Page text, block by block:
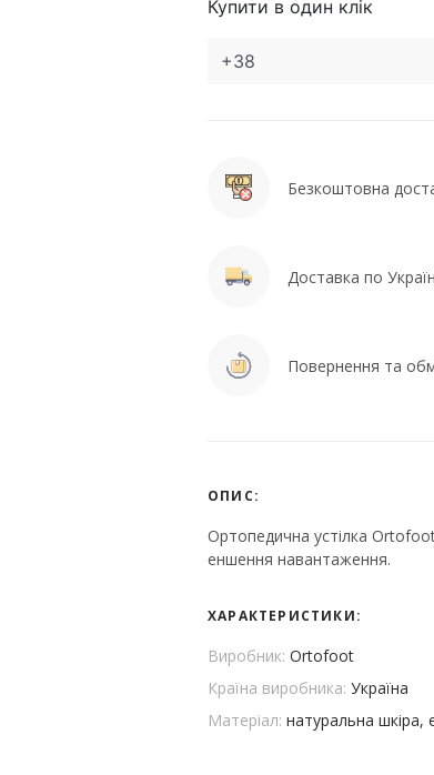
Купити в один клік
Безкоштовна
Доставка по
Повернення та
ОПИС:
Ортопедична устілка
еншення навантаження.
ХАРАКТЕРИСТИКИ:
Виробник: Ortofoot
Країна виробника: Україна
Матеріал: натуральна шкіра,